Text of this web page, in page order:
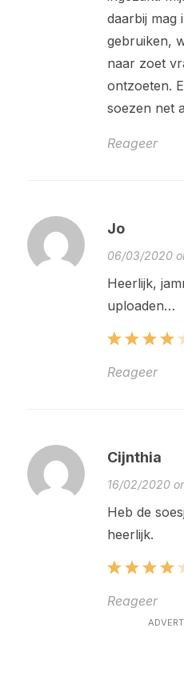
daarbij mag
gebruiken,
naar zoet
ontzoeten.
soezen net
Reageer
Jo
06/03/2020
Heerlijk,
uploaden…
Reageer
Cijnthia
16/02/2020
Heb de
heerlijk.
Reageer